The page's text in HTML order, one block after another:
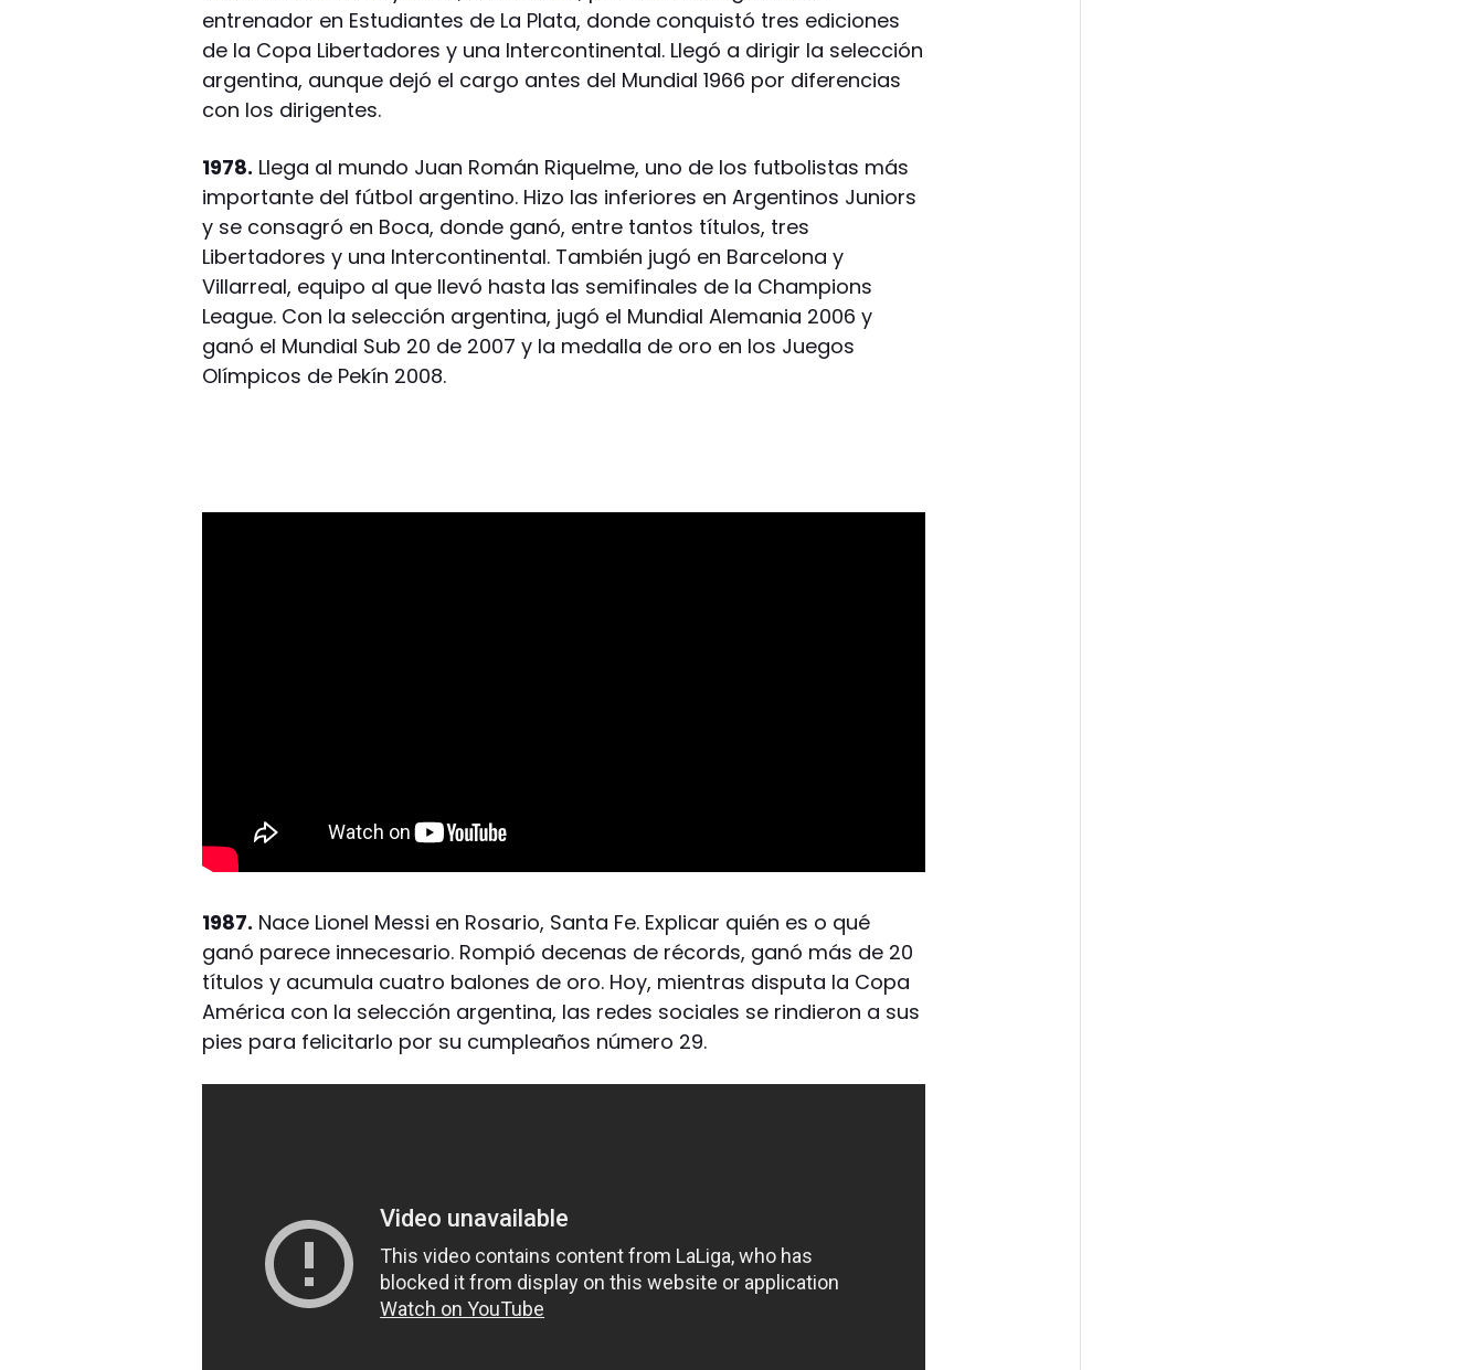
entrenador en Estudiantes de La Plata, donde conquistó tres ediciones
de la Copa Libertadores y una Intercontinental. Llegó a dirigir la selección
argentina, aunque dejó el cargo antes del Mundial 1966 por diferencias
con los dirigentes.
1978. Llega al mundo Juan Román Riquelme, uno de los futbolistas más
importante del fútbol argentino. Hizo las inferiores en Argentinos Juniors
y se consagró en Boca, donde ganó, entre tantos títulos, tres
Libertadores y una Intercontinental. También jugó en Barcelona y
Villarreal, equipo al que llevó hasta las semifinales de la Champions
League. Con la selección argentina, jugó el Mundial Alemania 2006 y
ganó el Mundial Sub 20 de 2007 y la medalla de oro en los Juegos
Olímpicos de Pekín 2008.
1987. Nace Lionel Messi en Rosario, Santa Fe. Explicar quién es o qué
ganó parece innecesario. Rompió decenas de récords, ganó más de 20
títulos y acumula cuatro balones de oro. Hoy, mientras disputa la Copa
América con la selección argentina, las redes sociales se rindieron a sus
pies para felicitarlo por su cumpleaños número 29.